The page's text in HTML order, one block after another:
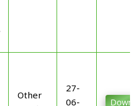
Other
27-
06-